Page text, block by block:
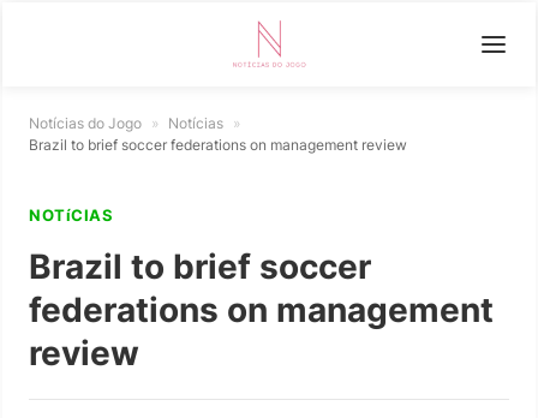
Notícias do Jogo » Notícias »
Brazil to brief soccer federations on management review
NOTíCIAS
Brazil to brief soccer
federations on management
review